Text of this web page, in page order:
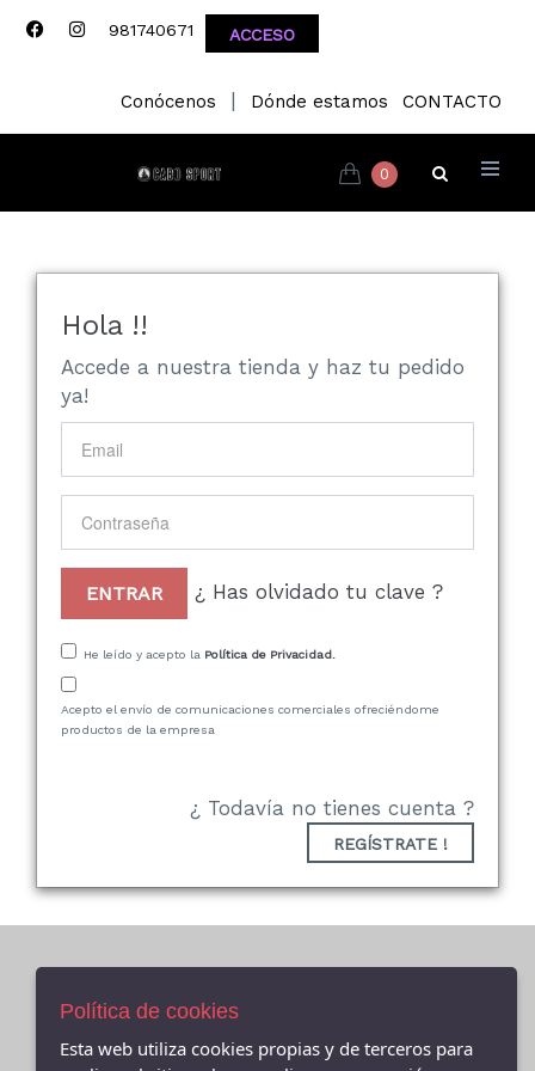
981740671 ACCESO
Conócenos Dónde estamos CONTACTO
0
Hola !!
Accede a nuestra tienda y haz tu pedido
ya!
ENTRAR ¿ Has olvidado tu clave ?
He leído y acepto la Política de Privacidad.
Acepto el envío de comunicaciones comerciales ofreciéndome
productos de la empresa
¿ Todavía no tienes cuenta ?
REGÍSTRATE !
AVISO LEGAL
POLÍTICA DE COOKIES
Política de cookies
Esta web utiliza cookies propias y de terceros para